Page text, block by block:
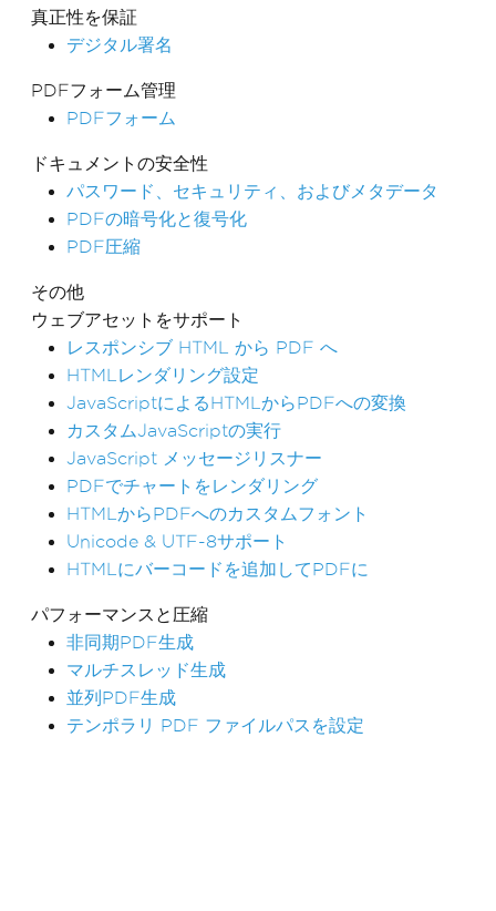
真正性を保証
デジタル署名
PDFフォーム管理
PDFフォーム
ドキュメントの安全性
パスワード、セキュリティ、およびメタデータ
PDFの暗号化と復号化
PDF圧縮
その他
ウェブアセットをサポート
レスポンシブ HTML から PDF へ
HTMLレンダリング設定
JavaScriptによるHTMLからPDFへの変換
カスタムJavaScriptの実行
JavaScript メッセージリスナー
PDFでチャートをレンダリング
HTMLからPDFへのカスタムフォント
Unicode & UTF-8サポート
HTMLにバーコードを追加してPDFに
パフォーマンスと圧縮
非同期PDF生成
マルチスレッド生成
並列PDF生成
テンポラリ PDF ファイルパスを設定